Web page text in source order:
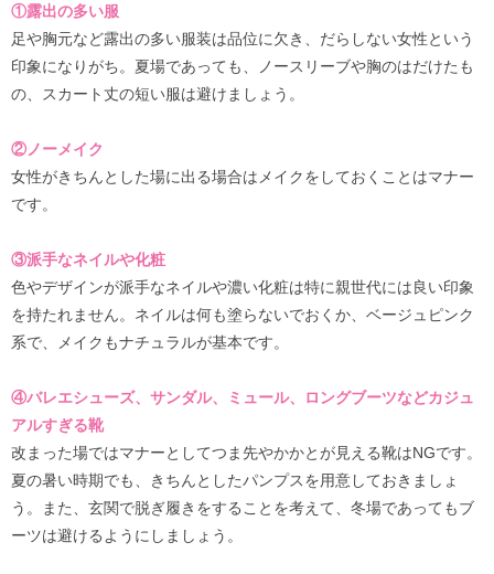
①露出の多い服
足や胸元など露出の多い服装は品位に欠き、だらしない女性という
印象になりがち。夏場であっても、ノースリーブや胸のはだけたも
の、スカート丈の短い服は避けましょう。
②ノーメイク
女性がきちんとした場に出る場合はメイクをしておくことはマナー
です。
③派手なネイルや化粧
色やデザインが派手なネイルや濃い化粧は特に親世代には良い印象
を持たれません。ネイルは何も塗らないでおくか、ベージュピンク
系で、メイクもナチュラルが基本です。
④バレエシューズ、サンダル、ミュール、ロングブーツなどカジュ
アルすぎる靴
改まった場ではマナーとしてつま先やかかとが見える靴はNGです。
夏の暑い時期でも、きちんとしたパンプスを用意しておきましょ
う。また、玄関で脱ぎ履きをすることを考えて、冬場であってもブ
ーツは避けるようにしましょう。